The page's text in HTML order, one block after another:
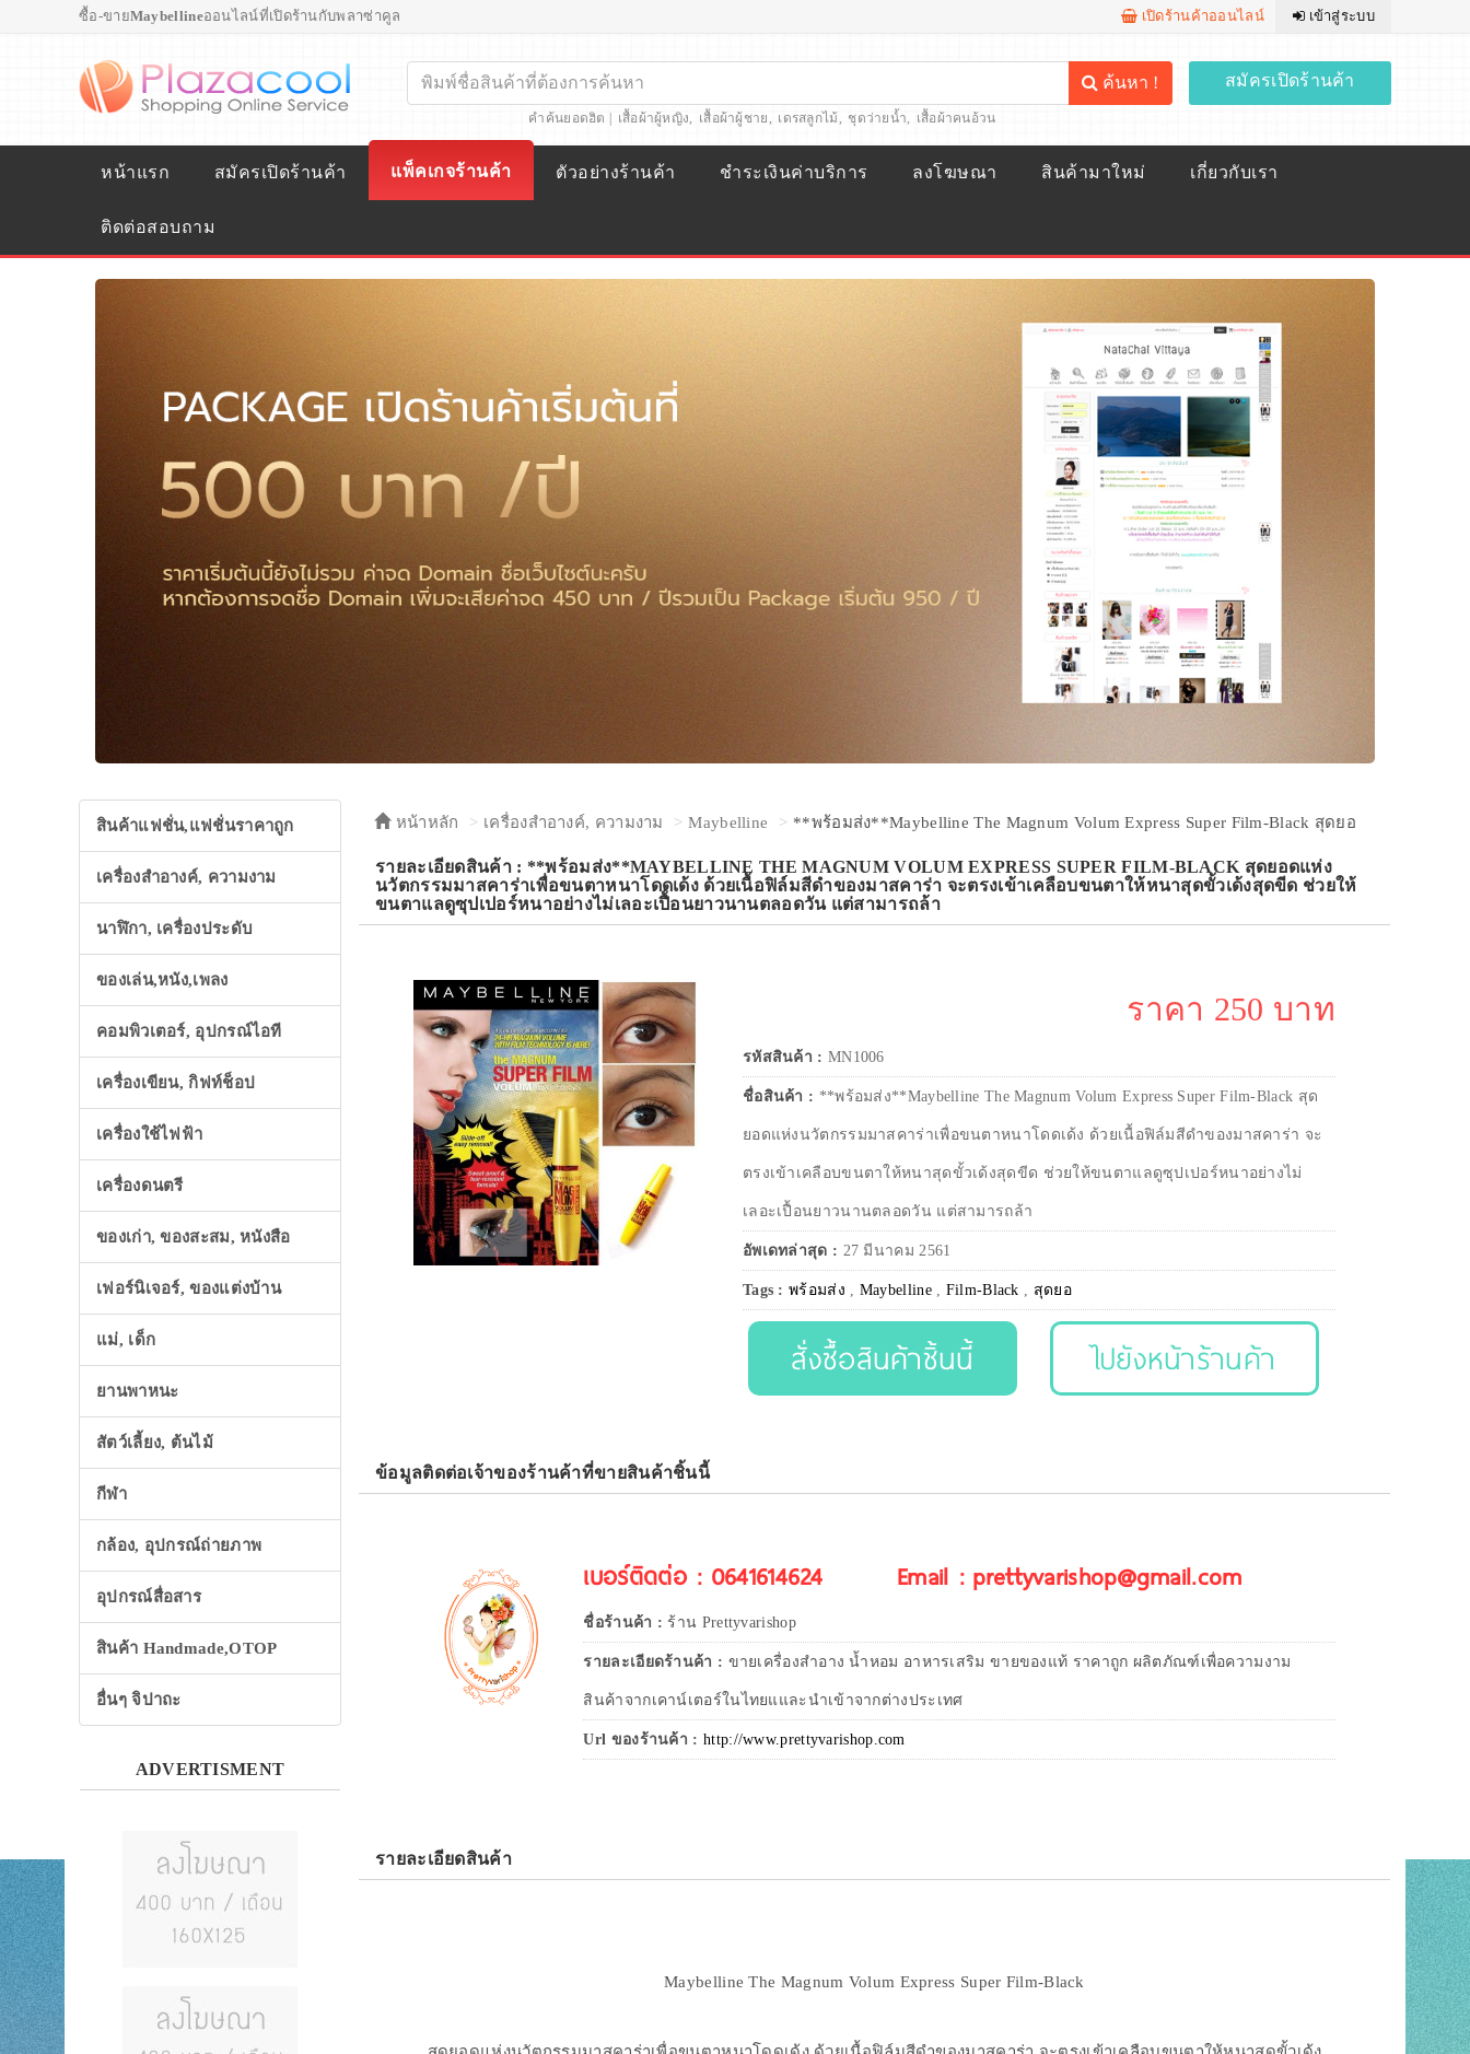
ซื้อ-ขายMaybellineออนไลน์ที่เปิดร้านกับพลาซ่าคูล เปิดร้านค้าออนไลน์ เข้าสู่ระบบ
ค้นหา !
คำค้นยอดฮิต | เสื้อผ้าผู้หญิง, เสื้อผ้าผู้ชาย, เดรสลูกไม้, ชุดว่ายน้ำ, เสื้อผ้าคนอ้วน
สมัครเปิดร้านค้า
หน้าแรก สมัครเปิดร้านค้า แพ็คเกจร้านค้า ตัวอย่างร้านค้า ชำระเงินค่าบริการ ลงโฆษณา สินค้ามาใหม่ เกี่ยวกับเรา
ติดต่อสอบถาม
สินค้าแฟชั่น,แฟชั่นราคาถูก
เครื่องสำอางค์, ความงาม
นาฬิกา, เครื่องประดับ
ของเล่น,หนัง,เพลง
คอมพิวเตอร์, อุปกรณ์ไอที
เครื่องเขียน, กิฟท์ช็อป
เครื่องใช้ไฟฟ้า
เครื่องดนตรี
ของเก่า, ของสะสม, หนังสือ
เฟอร์นิเจอร์, ของแต่งบ้าน
แม่, เด็ก
ยานพาหนะ
สัตว์เลี้ยง, ต้นไม้
กีฬา
กล้อง, อุปกรณ์ถ่ายภาพ
อุปกรณ์สื่อสาร
สินค้า Handmade,OTOP
อื่นๆ จิปาถะ
ADVERTISMENT
หน้าหลัก เครื่องสำอางค์, ความงาม Maybelline **พร้อมส่ง**Maybelline The Magnum Volum Express Super Film-Black สุดยอ
รายละเอียดสินค้า : **พร้อมส่ง**MAYBELLINE THE MAGNUM VOLUM EXPRESS SUPER FILM-BLACK สุดยอดแห่ง
นวัตกรรมมาสคาร่าเพื่อขนตาหนาโดดเด้ง ด้วยเนื้อฟิล์มสีดำของมาสคาร่า จะตรงเข้าเคลือบขนตาให้หนาสุดขั้วเด้งสุดขีด ช่วยให้
ขนตาแลดูซุปเปอร์หนาอย่างไม่เลอะเปื้อนยาวนานตลอดวัน แต่สามารถล้า
ราคา 250 บาท
รหัสสินค้า : MN1006
ชื่อสินค้า : **พร้อมส่ง**Maybelline The Magnum Volum Express Super Film-Black สุด
ยอดแห่งนวัตกรรมมาสคาร่าเพื่อขนตาหนาโดดเด้ง ด้วยเนื้อฟิล์มสีดำของมาสคาร่า จะ
ตรงเข้าเคลือบขนตาให้หนาสุดขั้วเด้งสุดขีด ช่วยให้ขนตาแลดูซุปเปอร์หนาอย่างไม่
เลอะเปื้อนยาวนานตลอดวัน แต่สามารถล้า
อัพเดทล่าสุด : 27 มีนาคม 2561
Tags :พร้อมส่ง , Maybelline, Film-Black , สุดยอ
สั่งซื้อสินค้าชิ้นนี้ ไปยังหน้าร้านค้า
ข้อมูลติดต่อเจ้าของร้านค้าที่ขายสินค้าชิ้นนี้
เบอร์ติดต่อ : 0641614624 Email : prettyvarishop@gmail.com
ชื่อร้านค้า : ร้าน Prettyvarishop
รายละเอียดร้านค้า : ขายเครื่องสำอาง น้ำหอม อาหารเสริม ขายของแท้ ราคาถูก ผลิตภัณฑ์เพื่อความงาม
สินค้าจากเคาน์เตอร์ในไทยแและนำเข้าจากต่างประเทศ
Url ของร้านค้า : http://www.prettyvarishop.com
รายละเอียดสินค้า
Maybelline The Magnum Volum Express Super Film-Black